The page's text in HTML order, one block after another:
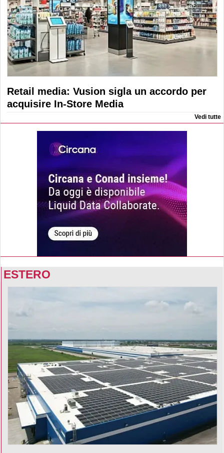
Retail media: Vusion sigla un accordo per
acquisire In-Store Media
Vedi tutte
ESTERO